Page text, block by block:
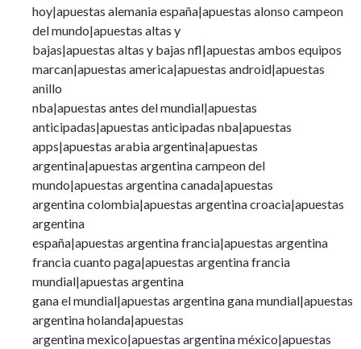
hoy|apuestas alemania españa|apuestas alonso campeon
del mundo|apuestas altas y
bajas|apuestas altas y bajas nfl|apuestas ambos equipos
marcan|apuestas america|apuestas android|apuestas
anillo
nba|apuestas antes del mundial|apuestas
anticipadas|apuestas anticipadas nba|apuestas
apps|apuestas arabia argentina|apuestas
argentina|apuestas argentina campeon del
mundo|apuestas argentina canada|apuestas
argentina colombia|apuestas argentina croacia|apuestas
argentina
españa|apuestas argentina francia|apuestas argentina
francia cuanto paga|apuestas argentina francia
mundial|apuestas argentina
gana el mundial|apuestas argentina gana mundial|apuestas
argentina holanda|apuestas
argentina mexico|apuestas argentina méxico|apuestas